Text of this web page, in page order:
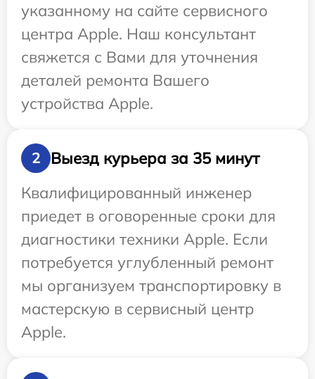
указанному на сайте сервисного
центра Apple. Наш консультант
свяжется с Вами для уточнения
деталей ремонта Вашего
устройства Apple.
2
Выезд курьера за 35 минут
Квалифицированный инженер
приедет в оговоренные сроки для
диагностики техники Apple. Если
потребуется углубленный ремонт
мы организуем транспортировку в
мастерскую в сервисный центр
Apple.